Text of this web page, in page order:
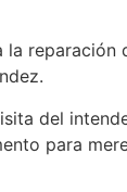
del
para